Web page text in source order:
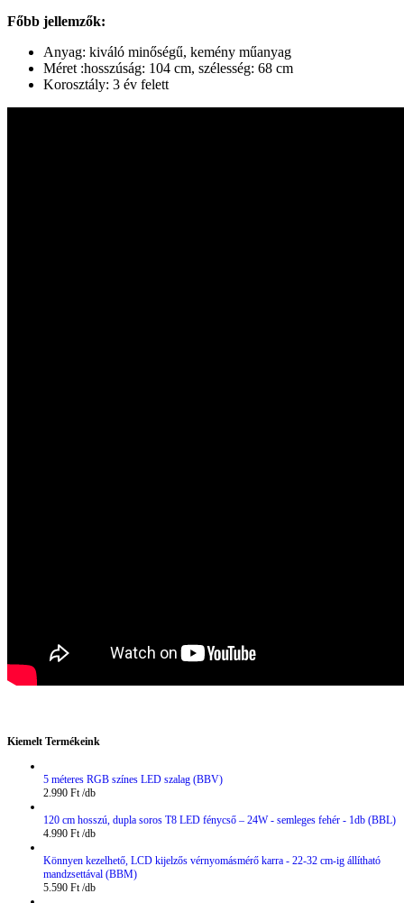
Főbb jellemzők:
Anyag: kiváló minőségű, kemény műanyag
Méret :hosszúság: 104 cm, szélesség: 68 cm
Korosztály: 3 év felett
Kiemelt Termékeink
5 méteres RGB színes LED szalag (BBV)
2.990 Ft
120 cm hosszú, dupla soros T8 LED fénycső – 24W - semleges fehér - 1db (BBL)
4.990 Ft
Könnyen kezelhető, LCD kijelzős vérnyomásmérő karra - 22-32 cm-ig állítható
mandzsettával (BBM)
5.590 Ft